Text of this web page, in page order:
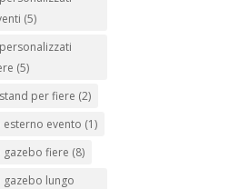
(5)
(5)
per fiere (2)
evento (1)
gazebo fiere (8)
lungo